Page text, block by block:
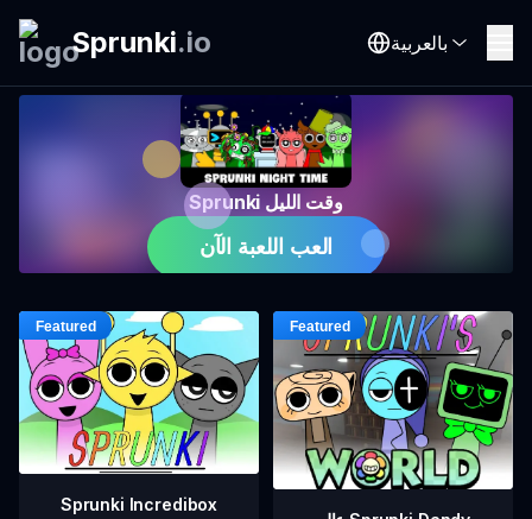
Sprunki.io بالعربية
Sprunki وقت الليل
العب اللعبة الآن
Sprunki Incredibox